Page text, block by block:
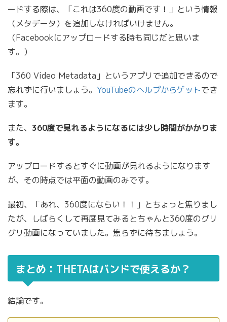
ードする際は、「これは360度の動画です！」という情報
（メタデータ）を追加しなければいけません。
（Facebookにアップロードする時も同じだと思いま
す。）
「360 Video Metadata」というアプリで追加できるので
忘れずに行いましょう。 YouTubeのヘルプからゲットでき
ます。
また、 360度で見れるようになるには少し時間がかかりま
す。
アップロードするとすぐに動画が見れるようになります
が、その時点では平面の動画のみです。
最初、「あれ、360度にならい！！」とちょっと焦りまし
たが、しばらくして再度見てみるとちゃんと360度のグリ
グリ動画になっていました。焦らずに待ちましょう。
まとめ：THETAはバンドで使えるか？
結論です。